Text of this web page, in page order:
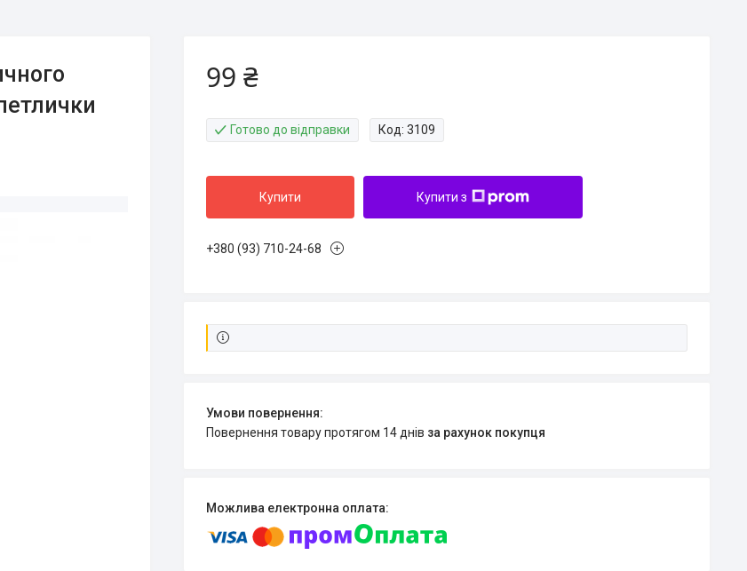
99 ₴
Готово до відправки Код: 3109
Купити Купити з
+380 (93) 710-24-68
повернення товару протягом 14 днів за рахунок покупця